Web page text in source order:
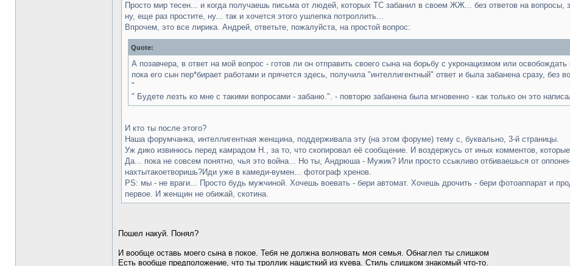
Просто мир тесен... и когда получаешь письма от людей, которых ТС забанил в своем ЖЖ... без ответов на вопросы,
ну, еще раз простите, ну... так и хочется этого ушлепка потроллить...
Впрочем, это все лирика. Андрей, ответьте, пожалуйста, на простой вопрос:
Quote:
А позавчера, в ответ на мой вопрос - готов ли он отправить своего сына на борьбу с укронацизмом или
пока его сын пер*бирает работами и прячется здесь, получила "интеллигентный" ответ и была забанена сразу, без
"
" Будете лезть ко мне с такими вопросами - забаню.". - повторю забанена была мгновенно - как только он это
И кто ты после этого?
Наша форумчанка, интеллигентная женщина, поддерживала эту (на этом форуме) тему с, буквально, 3-й страницы.
Уж дико извинюсь перед камрадом Н., за то, что скопировал её сообщение. И воздержусь от иных комментов,
Да... пока не совсем понятно, чья это война... Но ты, Андрюша - Мужик? Или просто ссыкливо отбиваешься от
нахтытакоетворишь?Иди уже в камеди-вумен... фотограф хренов.
PS: мы - не враги... Просто будь мужчиной. Хочешь воевать - бери автомат. Хочешь дрочить - бери фотоаппарат и
первое. И женщин не обижай, скотина.
Пошел накуй. Понял?
И вообще оставь моего сына в покое. Тебя не должна волновать моя семья. Обнаглел ты слишком
Есть вообще предположение, что ты троллик нацисткий из куева. Стиль слишком знакомый что-то.